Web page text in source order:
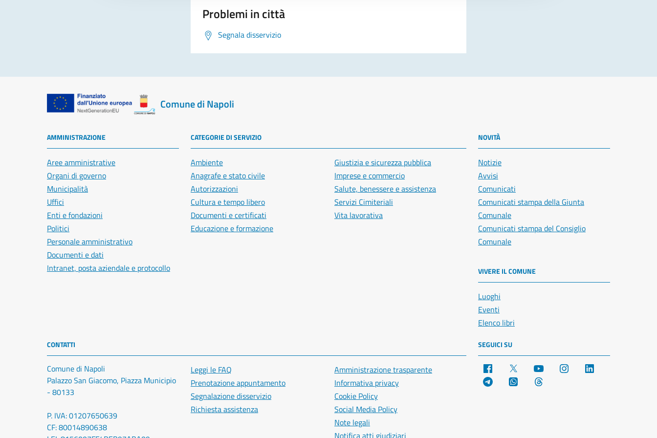
Problemi in città
Segnala disservizio
Comune di Napoli
AMMINISTRAZIONE
Aree amministrative
Organi di governo
Municipalità
Uffici
Enti e fondazioni
Politici
Personale amministrativo
Documenti e dati
Intranet, posta aziendale e protocollo
CATEGORIE DI SERVIZIO
Ambiente
Anagrafe e stato civile
Autorizzazioni
Cultura e tempo libero
Documenti e certificati
Educazione e formazione
Giustizia e sicurezza pubblica
Imprese e commercio
Salute, benessere e assistenza
Servizi Cimiteriali
Vita lavorativa
NOVITÀ
Notizie
Avvisi
Comunicati
Comunicati stampa della Giunta
Comunale
Comunicati stampa del Consiglio
Comunale
VIVERE IL COMUNE
Luoghi
Eventi
Elenco libri
CONTATTI
Comune di Napoli
Palazzo San Giacomo, Piazza Municipio
- 80133
P. IVA: 01207650639
CF: 80014890638
Leggi le FAQ
Prenotazione appuntamento
Segnalazione disservizio
Richiesta assistenza
Amministrazione trasparente
Informativa privacy
Cookie Policy
Social Media Policy
Note legali
SEGUICI SU
Facebook YouTube Instagram
Telegram WhatsApp